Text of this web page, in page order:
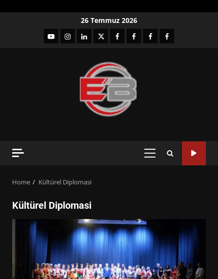
26 Temmuz 2026
YouTubeInstagram
LinkedIntwitterfacebook-Facebook-
Facebook-Facebook-
PRIMARY
Home Kültürel Diplomasi
Kültürel Diplomasi